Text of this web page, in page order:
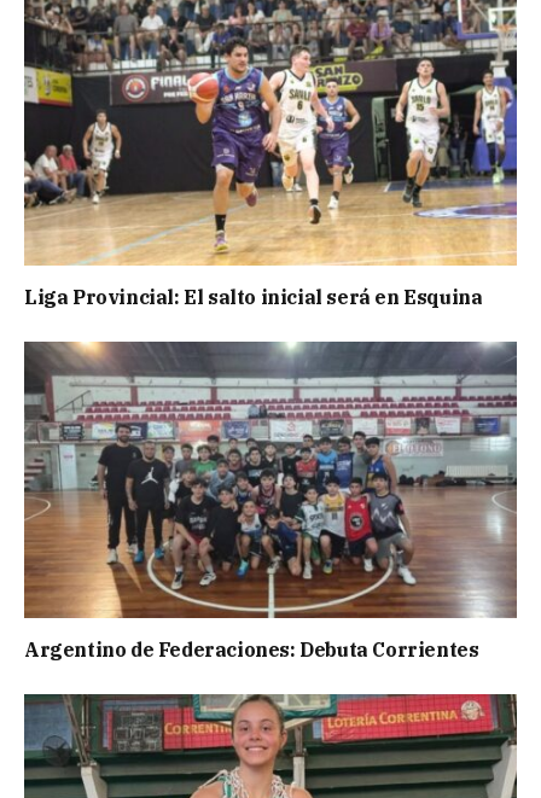
Liga Provincial: El salto inicial será en Esquina
Argentino de Federaciones: Debuta Corrientes